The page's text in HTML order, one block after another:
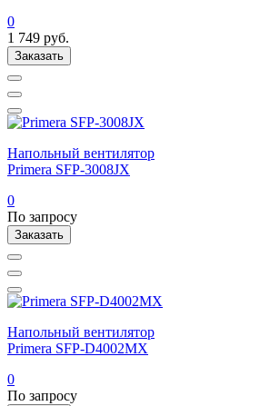
0
1 749 руб.
Заказать
Напольный вентилятор
Primera SFP-3008JX
0
По запросу
Заказать
Напольный вентилятор
Primera SFP-D4002MX
0
По запросу